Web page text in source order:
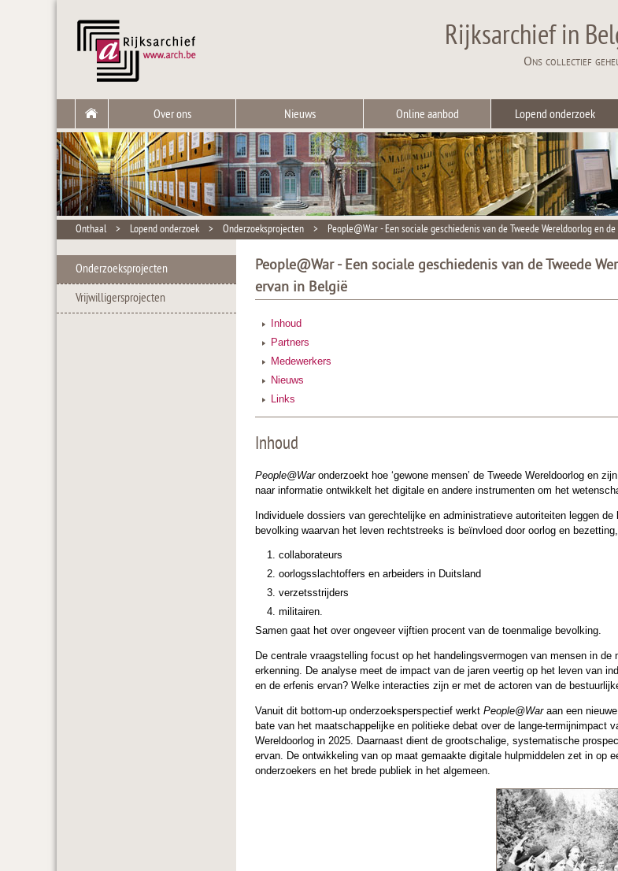
Rijksarchief in
Ons collectief
Over ons Nieuws Online aanbod Lopend onderzoek
Onthaal > Lopend onderzoek > Onderzoeksprojecten > People@War - Een sociale geschiedenis van de Tweede Wereldoorlog en
Onderzoeksprojecten
Vrijwilligersprojecten
People@War - Een sociale geschiedenis van de Tweede
ervan in België
Inhoud
Partners
Medewerkers
Nieuws
Links
Inhoud
People@Waronderzoekt hoe ‘gewone mensen’ de Tweede Wereldoorlog en
naar informatie ontwikkelt het digitale en andere instrumenten om het
Individuele dossiers van gerechtelijke en administratieve autoriteiten leggen
bevolking waarvan het leven rechtstreeks is beïnvloed door oorlog en
collaborateurs
oorlogsslachtoffers en arbeiders in Duitsland
verzetsstrijders
militairen.
Samen gaat het over ongeveer vijftien procent van de toenmalige bevolking.
De centrale vraagstelling focust op het handelingsvermogen van mensen in
erkenning. De analyse meet de impact van de jaren veertig op het leven van
en de erfenis ervan? Welke interacties zijn er met de actoren van de
Vanuit dit bottom-up onderzoeksperspectief werkt People@Waraan een
bate van het maatschappelijke en politieke debat over de lange-termijnimpact
Wereldoorlog in 2025. Daarnaast dient de grootschalige, systematische
ervan. De ontwikkeling van op maat gemaakte digitale hulpmiddelen zet in op
onderzoekers en het brede publiek in het algemeen.